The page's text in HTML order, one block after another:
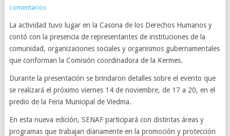
comentarios
La actividad tuvo lugar en la Casona de los Derechos Humanos y
contó con la presencia de representantes de instituciones de la
comunidad, organizaciones sociales y organismos gubernamentales
que conforman la Comisión coordinadora de la Kermes.
Durante la presentación se brindaron detalles sobre el evento que
se realizará el próximo viernes 14 de noviembre, de 17 a 20, en el
predio de la Feria Municipal de Viedma.
En esta nueva edición, SENAF participará con distintas áreas y
programas que trabajan diariamente en la promoción y protección